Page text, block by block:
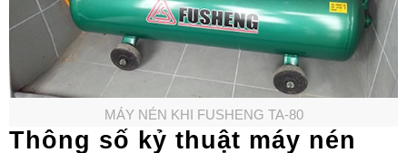
MÁY NÉN KHI FUSHENG TA-80
Thông số kỷ thuật máy nén